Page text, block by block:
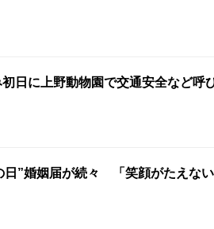
初日に上野動物園で交通安全など呼
日”婚姻届が続々 「笑顔がたえな